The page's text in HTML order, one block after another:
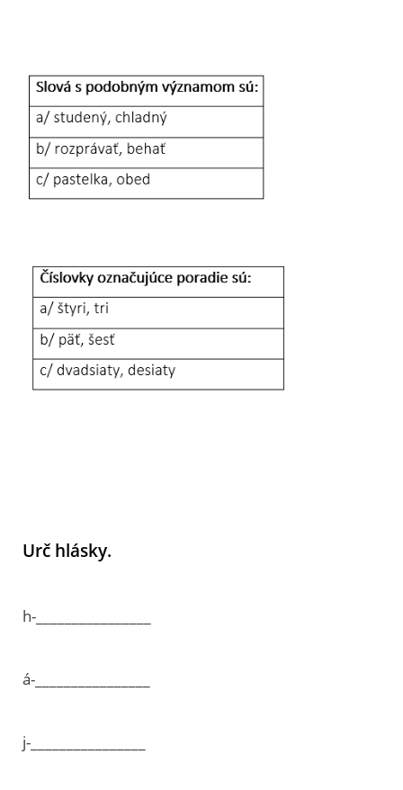
Urč hlásky.
h-________________
á-________________
j-________________